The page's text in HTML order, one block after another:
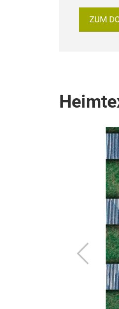
ZUM